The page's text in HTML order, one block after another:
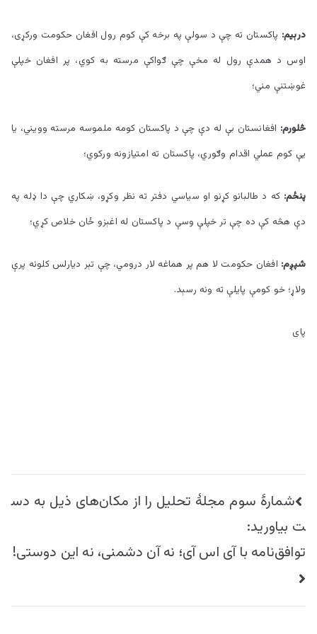
درېیم: پاکستان ته چې د سولې په برخه کې کوم رول افغان حکومت ورکړی،
اوس د همدې رول له مخې چې ګواکې مرسته به کوي، پر افغان خپلې
غوښتنې مني؛
څلورم: افغانستان بې له دې چې د پاکستان کومه ملموسه مرسته وویني، یا
یې کوم عملي اقدام وګوري، پاکستان ته امتیازونه ورکوي؛
پنځم: که د طالبانو کړنو او سیاسي دفتر ته نظر وکړو، ښکاري چې دا ډله په
دې هڅه کې ده چې تر خپلې وسې د پاکستان له اغېزو ځان خلاص کړي؛
شپږم: افغان حکومت لا هم پر هماغه لار درومي، چې تېر دیارلس کلونه پرې
ولاړ؛ خو کومې پایلې ته ونه رسېد.
پای
راهبری
نوشته
شمارۀ سوم مجلۀ تحلیل را از مکان‌های ذیل به دس
ت بیاورید:
توافق‌نامه با آی اس آی؛ نه آن دشمنی، نه این دوستی!